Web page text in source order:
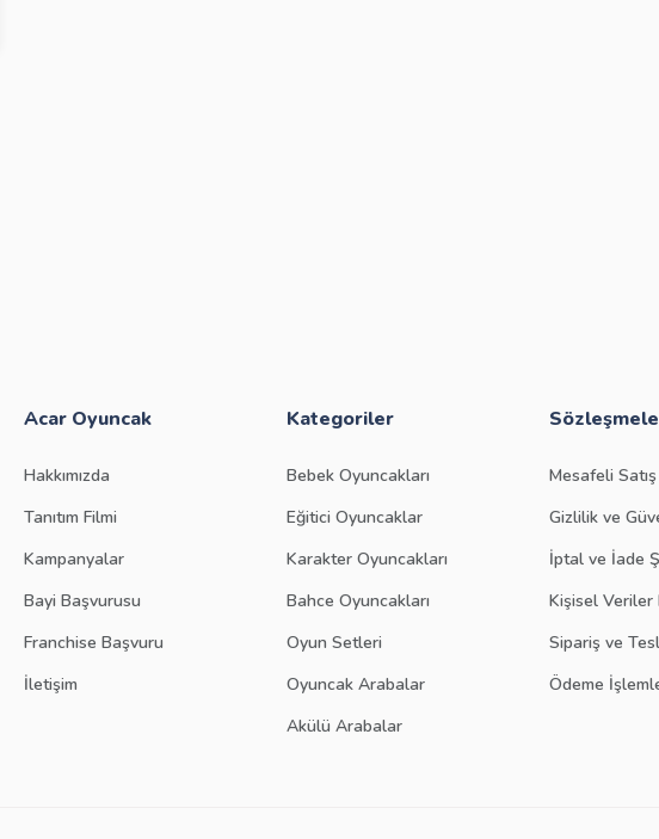
Acar Oyuncak
Hakkımızda
Tanıtım Filmi
Kampanyalar
Bayi Başvurusu
Franchise Başvuru
İletişim
Kategoriler
Bebek Oyuncakları
Eğitici Oyuncaklar
Karakter Oyuncakları
Bahce Oyuncakları
Oyun Setleri
Oyuncak Arabalar
Akülü Arabalar
Mesafeli
Gizlilik ve
İptal ve İade
Kişisel Veriler
Sipariş ve
Ödeme